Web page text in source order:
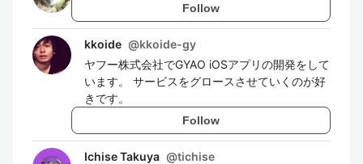
Follow
kkoide @kkoide-gy
ヤフー株式会社でGYAO iOSアプリの開発をして
います。 サービスをグロースさせていくのが好
きです。
Follow
Ichise Takuya @tichise